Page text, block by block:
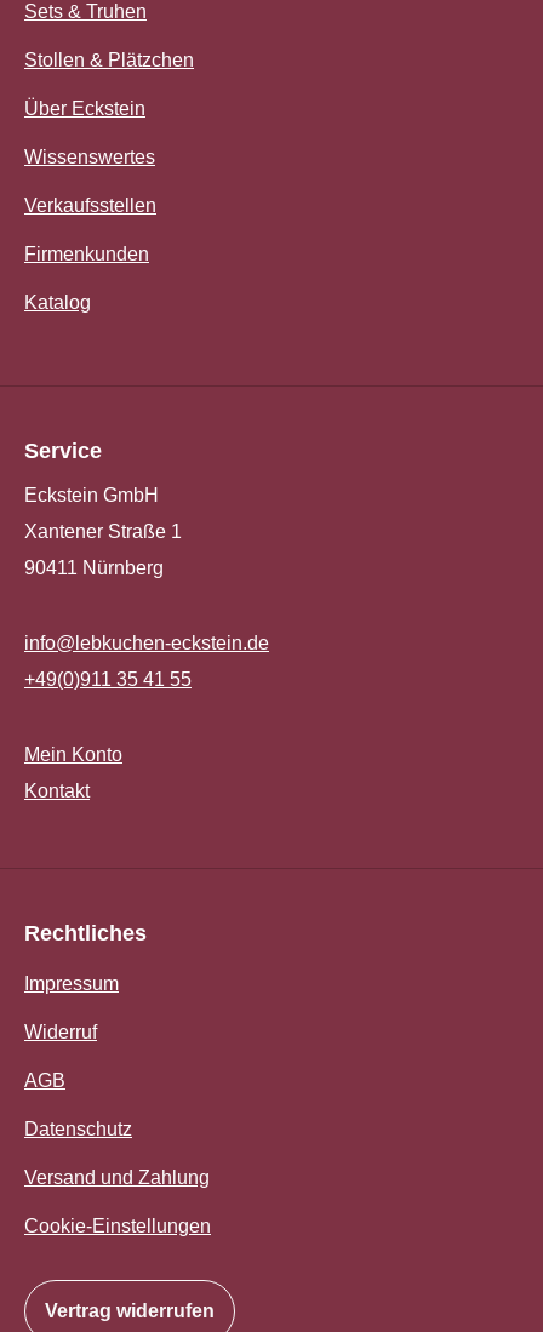
Sets & Truhen
Stollen & Plätzchen
Über Eckstein
Wissenswertes
Verkaufsstellen
Firmenkunden
Katalog
Service
Eckstein GmbH
Xantener Straße 1
90411 Nürnberg
info@lebkuchen-eckstein.de
+49(0)911 35 41 55
Mein Konto
Kontakt
Rechtliches
Impressum
Widerruf
AGB
Datenschutz
Versand und Zahlung
Cookie-Einstellungen
Vertrag widerrufen